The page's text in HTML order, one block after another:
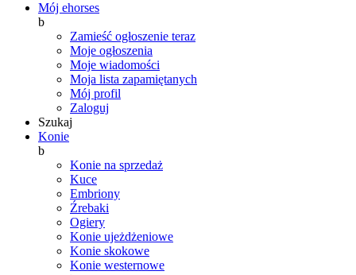
Mój ehorses
b
Zamieść ogłoszenie teraz
Moje ogłoszenia
Moje wiadomości
Moja lista zapamiętanych
Mój profil
Zaloguj
Szukaj
Konie
b
Konie na sprzedaż
Kuce
Embriony
Źrebaki
Ogiery
Konie ujeżdżeniowe
Konie skokowe
Konie westernowe